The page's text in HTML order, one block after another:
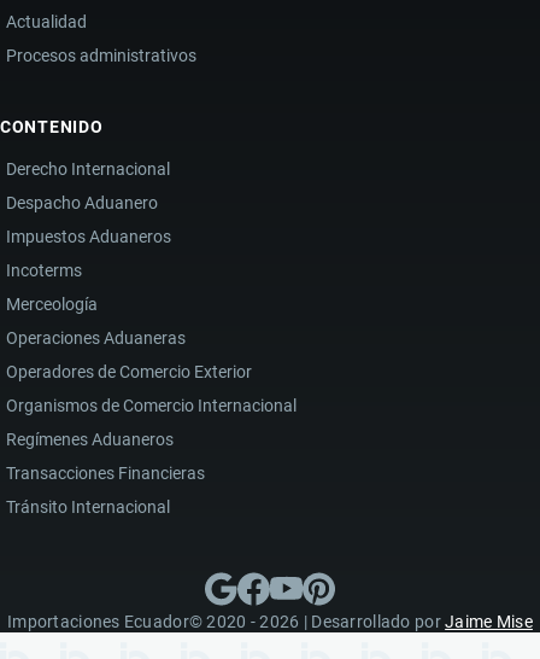
Actualidad
Procesos administrativos
CONTENIDO
Derecho Internacional
Despacho Aduanero
Impuestos Aduaneros
Incoterms
Merceología
Operaciones Aduaneras
Operadores de Comercio Exterior
Organismos de Comercio Internacional
Regímenes Aduaneros
Transacciones Financieras
Tránsito Internacional
Importaciones Ecuador© 2020 - 2026 | Desarrollado porJaime Mise